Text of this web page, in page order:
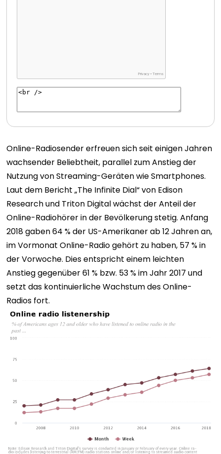
Online-Radiosender erfreuen sich seit einigen Jahren
wachsender Beliebtheit, parallel zum Anstieg der
Nutzung von Streaming-Geräten wie Smartphones.
Laut dem Bericht „The Infinite Dial“ von Edison
Research und Triton Digital wächst der Anteil der
Online-Radiohörer in der Bevölkerung stetig. Anfang
2018 gaben 64 % der US-Amerikaner ab 12 Jahren an,
im Vormonat Online-Radio gehört zu haben, 57 % in
der Vorwoche. Dies entspricht einem leichten
Anstieg gegenüber 61 % bzw. 53 % im Jahr 2017 und
setzt das kontinuierliche Wachstum des Online-
Radios fort.